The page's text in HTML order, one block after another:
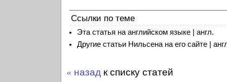
Ссылки по теме
Эта статья на английском языке | англ.
Другие статьи Нильсена на его сайте |
« назад к списку статей